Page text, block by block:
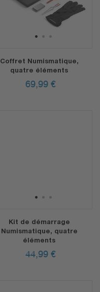
1 2 3
Coffret Numismatique,
quatre éléments
69,99 €
1 2 3
Kit de démarrage
Numismatique, quatre
éléments
44,99 €